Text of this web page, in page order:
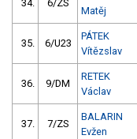
34. 6/ZS
Matěj
35. 6/U23
PÁTEK
Vítězslav
36. 9/DM
RETEK
Václav
37. 7/ZS
BALARIN
Evžen